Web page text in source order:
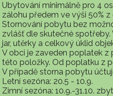
Ubytování minimálně pro 4
zálohu předem ve výši 50%
Stornování pobytu bez
zvlášť dle skutečné
jar, utěrky a celkový úklid
V obci je zaveden poplatek
této položky. Od poplatku z
V případě storna pobytu
Letní sezóna: 20.5 - 10.9.
Zimní sezóna: 10.9.-31.10.